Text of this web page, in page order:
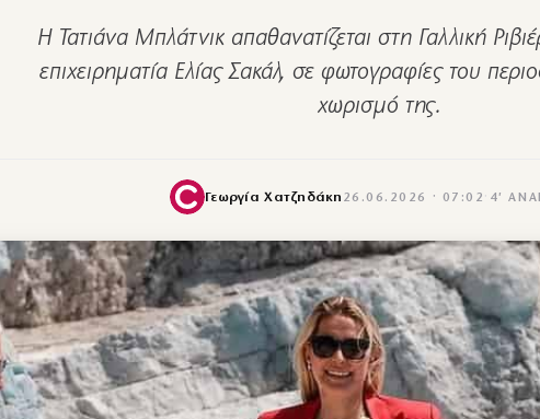
Η Τατιάνα Μπλάτνικ απαθανατίζεται στη Γαλλική
επιχειρηματία Ελίας Σακάλ, σε φωτογραφίες του
χωρισμό της.
Γεωργία Χατζηδάκη 26.06.2026 · 07:02 · 4′